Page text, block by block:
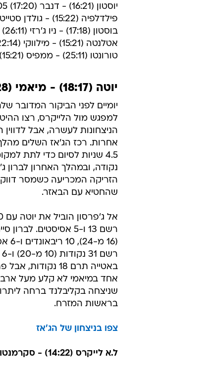
יוסטון (16:21) - דנבר (17:20) 117:105
פילדלפיה (15:22) - גולדן סטייט (19:14) 83:105
בוסטון (17:18) - ניו ג'רזי (26:11) 94:107
אטלנטה (15:21) - מילווקי (22:14) 94:99
טורונטו (25:11) - ממפיס (15:21) 102:99
יוטה (18:17) - מיאמי (8:28) 98:99
יומיים לפני הביקור המדובר
למפגש מול הלייקרס, רצו
הניצחונות לעשרה, אבל לדווין
אחרות. רכז הג'אז השלים
4.5 שניות לסיום כדי לתת
נקודה, ובמהלך האחרון לברון
הזריקה המכריעה כשמסר
שהחטיא עם הבאזר.
(16
באטייה תרם 18
אחד במיאמי לא קלע מעל ארבע
שניצחה בקליבלנד ברחה
בראשות המזרח.
צפו בניצחון של הג'אז
ל.א לייקרס (14:22) - סקרמנטו (24:12) 107:115